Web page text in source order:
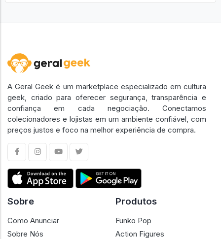
A Geral Geek é um marketplace especializado em cultura
geek, criado para oferecer segurança, transparência e
confiança em cada negociação. Conectamos
colecionadores e lojistas em um ambiente confiável, com
preços justos e foco na melhor experiência de compra.
Sobre
Como Anunciar
Sobre Nós
Produtos
Funko Pop
Action Figures